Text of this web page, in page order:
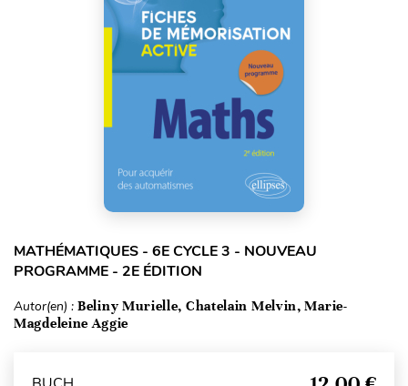
MATHÉMATIQUES - 6E CYCLE 3 - NOUVEAU
PROGRAMME - 2E ÉDITION
Autor(en) : Beliny Murielle, Chatelain Melvin, Marie-
Magdeleine Aggie